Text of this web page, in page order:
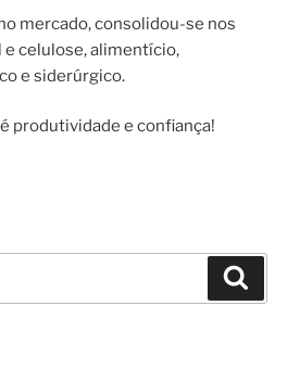
mercado, consolidou-se nos
celulose, alimentício,
e siderúrgico.
produtividade e confiança!